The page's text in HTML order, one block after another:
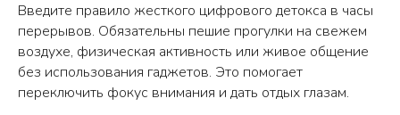
Введите правило жесткого цифрового детокса в часы
перерывов. Обязательны пешие прогулки на свежем
воздухе, физическая активность или живое общение
без использования гаджетов. Это помогает
переключить фокус внимания и дать отдых глазам.
Подберём для вас подходящий